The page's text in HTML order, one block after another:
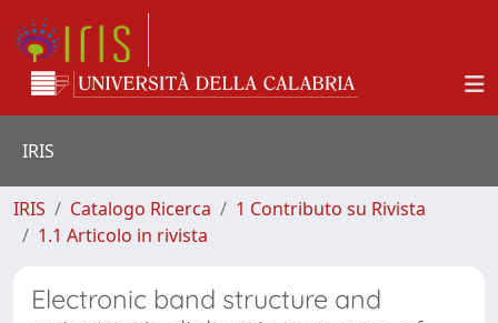
IRIS
IRIS Catalogo Ricerca
1 Contributo su Rivista
1.1 Articolo in rivista
Electronic band structure and